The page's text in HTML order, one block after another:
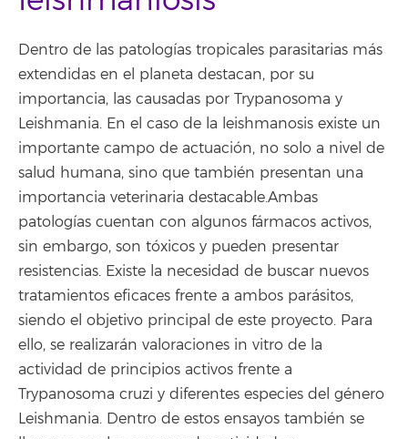
Dentro de las patologías tropicales parasitarias más
extendidas en el planeta destacan, por su
importancia, las causadas por Trypanosoma y
Leishmania. En el caso de la leishmanosis existe un
importante campo de actuación, no solo a nivel de
salud humana, sino que también presentan una
importancia veterinaria destacable.Ambas
patologías cuentan con algunos fármacos activos,
sin embargo, son tóxicos y pueden presentar
resistencias. Existe la necesidad de buscar nuevos
tratamientos eficaces frente a ambos parásitos,
siendo el objetivo principal de este proyecto. Para
ello, se realizarán valoraciones in vitro de la
actividad de principios activos frente a
Trypanosoma cruzi y diferentes especies del género
Leishmania. Dentro de estos ensayos también se